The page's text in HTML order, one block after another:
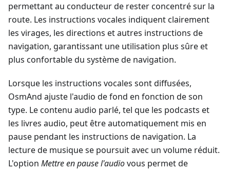
permettant au conducteur de rester concentré sur la
route. Les instructions vocales indiquent clairement
les virages, les directions et autres instructions de
navigation, garantissant une utilisation plus sûre et
plus confortable du système de navigation.
Lorsque les instructions vocales sont diffusées,
OsmAnd ajuste l'audio de fond en fonction de son
type. Le contenu audio parlé, tel que les podcasts et
les livres audio, peut être automatiquement mis en
pause pendant les instructions de navigation. La
lecture de musique se poursuit avec un volume réduit.
L'option Mettre en pause l'audiovous permet de